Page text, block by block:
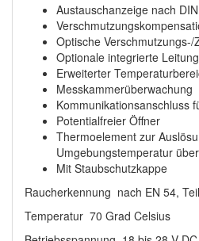
Austauschanzeige nach
Optische
Optionale integrierte
Erweiterter
Messkammerüberwachung
Kommunikationsanschluss
Potentialfreier Öffner
Thermoelement zur
Umgebungstemperatur
Mit Staubschutzkappe
Raucherkennung nach EN 54,
Temperatur 70 Grad Celsius